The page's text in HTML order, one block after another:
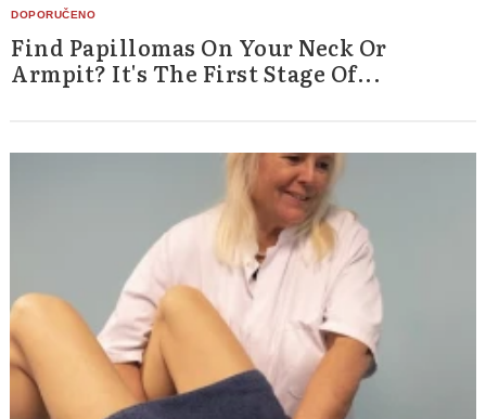
Find Papillomas On Your Neck Or
Armpit? It's The First Stage Of...